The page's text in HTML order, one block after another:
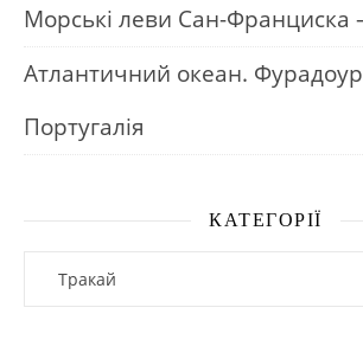
Морські леви Сан-Франциска
Атлантичний океан.
Португалія
КАТЕГОРІЇ